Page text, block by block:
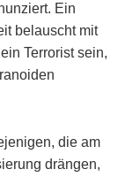
Ein
belauscht mit
Terrorist sein,
die am
drängen,